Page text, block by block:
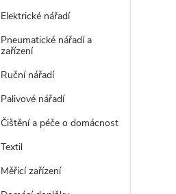
Elektrické nářadí
Pneumatické nářadí a
zařízení
Ruční nářadí
Palivové nářadí
Čištění a péče o domácnost
Textil
Měřicí zařízení